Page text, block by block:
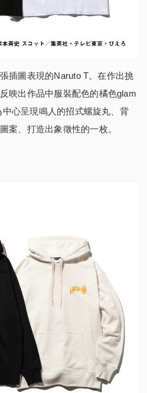
插圖表現的Naruto T。在作出挑
映出作品中服裝配色的橘色glam
心呈現鳴人的招式螺旋丸、背
案、打造出象徵性的一枚。